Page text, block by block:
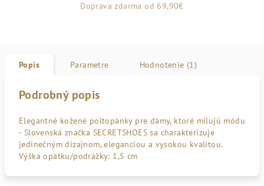
Doprava zdarma od 69,90€
Popis Parametre Hodnotenie (1)
Podrobný popis
Elegantné kožené poltopánky pre dámy, ktoré milujú módu
- Slovenská značka SECRETSHOES sa charakterizuje
jedinečným dizajnom, eleganciou a vysokou kvalitou.
Výška opätku/podrážky: 1,5 cm